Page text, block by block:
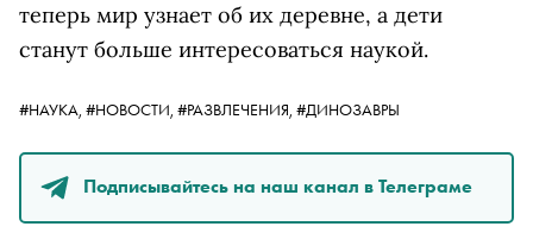
теперь мир узнает об их деревне, а дети
станут больше интересоваться наукой.
#НАУКА, #НОВОСТИ, #РАЗВЛЕЧЕНИЯ, #ДИНОЗАВРЫ
Подписывайтесь на наш канал в Телеграме